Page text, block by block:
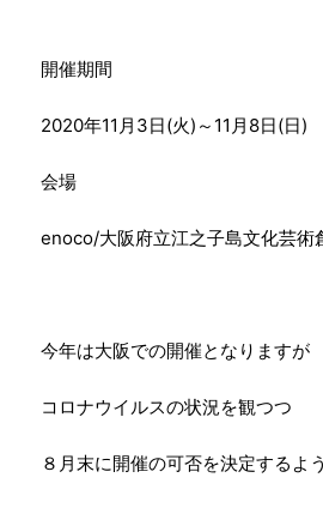
開催期間
2020年11月3日(火)～11月8日(日)
会場
enoco/大阪府立江之子島文化芸術
今年は大阪での開催となりますが
コロナウイルスの状況を観つつ
８月末に開催の可否を決定するよ